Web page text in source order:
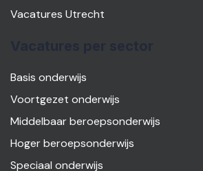
Vacatures Utrecht
Basis onderwijs
Voortgezet onderwijs
Middelbaar beroepsonderwijs
Hoger beroepsonderwijs
Speciaal onderwijs